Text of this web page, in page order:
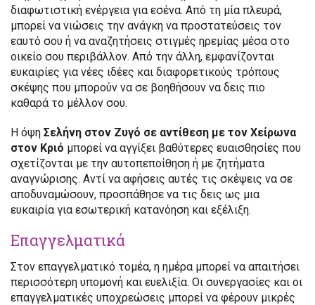
διαφωτιστική ενέργεια για εσένα. Από τη μία πλευρά,
μπορεί να νιώσεις την ανάγκη να προστατεύσεις τον
εαυτό σου ή να αναζητήσεις στιγμές ηρεμίας μέσα στο
οικείο σου περιβάλλον. Από την άλλη, εμφανίζονται
ευκαιρίες για νέες ιδέες και διαφορετικούς τρόπους
σκέψης που μπορούν να σε βοηθήσουν να δεις πιο
καθαρά το μέλλον σου.
Η όψη Σελήνη στον Ζυγό σε αντίθεση με τον Χείρωνα
στον Κριό μπορεί να αγγίξει βαθύτερες ευαισθησίες που
σχετίζονται με την αυτοπεποίθηση ή με ζητήματα
αναγνώρισης. Αντί να αφήσεις αυτές τις σκέψεις να σε
αποδυναμώσουν, προσπάθησε να τις δεις ως μια
ευκαιρία για εσωτερική κατανόηση και εξέλιξη.
Επαγγελματικά
Στον επαγγελματικό τομέα, η ημέρα μπορεί να απαιτήσει
περισσότερη υπομονή και ευελιξία. Οι συνεργασίες και οι
επαγγελματικές υποχρεώσεις μπορεί να φέρουν μικρές